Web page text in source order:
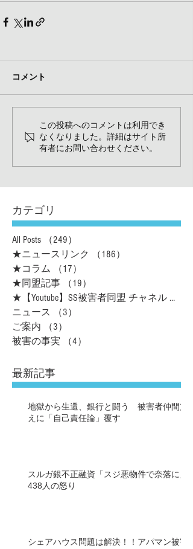
コメント
この投稿へのコメントは利用でき
なくなりました。詳細はサイト所
有者にお問い合わせください。
カテゴリ
All Posts （249）
★ニュースリンク
（186）
★コラム
（17）
★同盟記事
（19）
★【Youtube】SS被害者同盟 チャネル （16）
ニュース
（3）
ご案内
（3）
被害の事実
（4）
最新記事
地獄から生還、銀行と闘う 被害者仲間支
えに「自己責任論」覆す
スルガ銀不正融資「スジ悪物件で奈落に」
438人の怒り
シェアハウス問題は解決！！アパマン被害